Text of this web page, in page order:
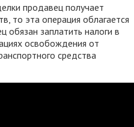
продавец получает
то эта операция облагается
заплатить налоги в
освобождения от
средства